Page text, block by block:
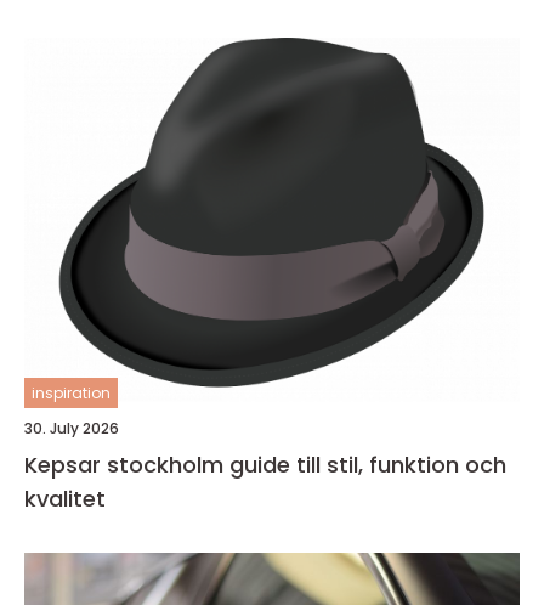
inspiration
30. July 2026
Kepsar stockholm guide till stil, funktion och
kvalitet